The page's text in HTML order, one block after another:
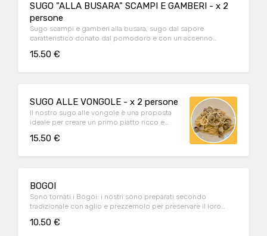
SUGO "ALLA BUSARA" SCAMPI E GAMBERI - x 2
persone
Sugo scampi e gamberi alla busara, sugo dal sapore
caratteristico donato dal pomodoro e con un accenno
15.50 €
SUGO ALLE VONGOLE - x 2 persone
Il nostro sugo alle vongole è una proposta
ideale per creare un primo piatto ricco e
15.50 €
BOGOI
Sono tornati i Bogoi: i nostri sono preparati secondo
tradizionale con aglio e prezzemolo per preservare il loro
10.50 €